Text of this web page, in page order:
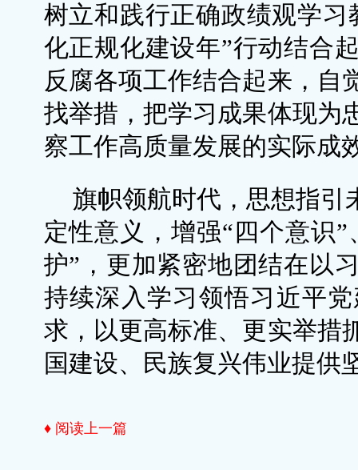
树立和践行正确政绩观学
化正规化建设年”行动结合
反腐各项工作结合起来，自
找举措，把学习成果体现为
察工作高质量发展的实际成
旗帜领航时代，思想指引
定性意义，增强“四个意识
护”，更加紧密地团结在以
持续深入学习领悟习近平
求，以更高标准、更实举措
国建设、民族复兴伟业提供
♦ 阅读上一篇